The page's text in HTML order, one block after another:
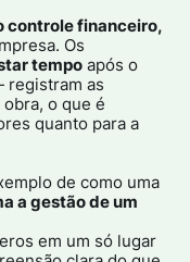
controle financeiro,
Os
tempo após o
registram as
o que é
quanto para a
de como uma
a gestão de um
em um só lugar